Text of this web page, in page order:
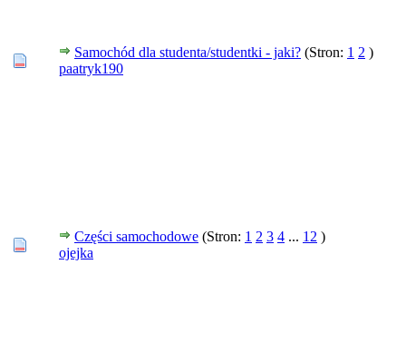
Samochód dla studenta/studentki - jaki? (Stron: 1 2 )
paatryk190
Części samochodowe (Stron: 1 2 3 4 ... 12 )
ojejka